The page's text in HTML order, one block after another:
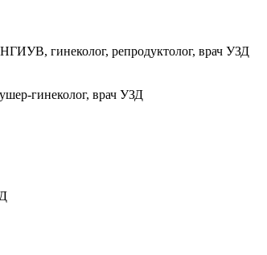
гинеколог, репродуктолог, врач УЗД
гинеколог, врач УЗД